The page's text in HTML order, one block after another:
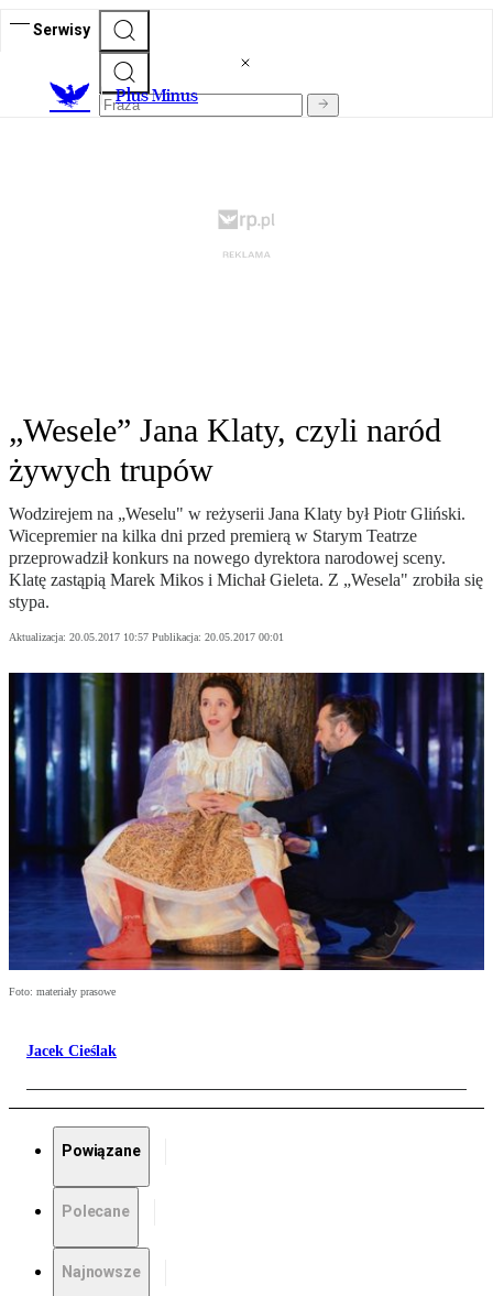
Serwisy
Plus Minus
„Wesele” Jana Klaty, czyli naród
żywych trupów
Wodzirejem na „Weselu" w reżyserii Jana Klaty był Piotr Gliński.
Wicepremier na kilka dni przed premierą w Starym Teatrze
przeprowadził konkurs na nowego dyrektora narodowej sceny.
Klatę zastąpią Marek Mikos i Michał Gieleta. Z „Wesela" zrobiła się
stypa.
Aktualizacja: 20.05.2017 10:57 Publikacja: 20.05.2017 00:01
Foto: materiały prasowe
Jacek Cieślak
Powiązane
Polecane
Najnowsze